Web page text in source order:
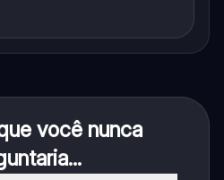
você nunca